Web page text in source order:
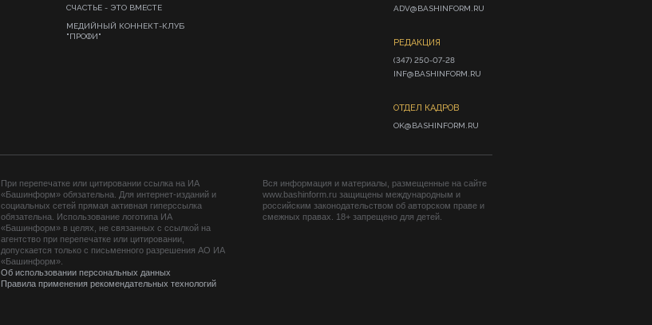
СЧАСТЬЕ - ЭТО ВМЕСТЕ
МЕДИЙНЫЙ КОННЕКТ-КЛУБ
"ПРОФИ"
ADV@BASHINFORM.RU
РЕДАКЦИЯ
(347) 250-07-28
INF@BASHINFORM.RU
ОТДЕЛ КАДРОВ
OK@BASHINFORM.RU
При перепечатке или цитировании ссылка на ИА
«Башинформ» обязательна. Для интернет-изданий и
социальных сетей прямая активная гиперссылка
обязательна. Использование логотипа ИА
«Башинформ» в целях, не связанных с ссылкой на
агентство при перепечатке или цитировании,
допускается только с письменного разрешения АО ИА
«Башинформ».
Об использовании персональных данных
Правила применения рекомендательных технологий
Вся информация и материалы, размещенные на сайте
www.bashinform.ru защищены международным и
российским законодательством об авторском праве и
смежных правах. 18+ запрещено для детей.